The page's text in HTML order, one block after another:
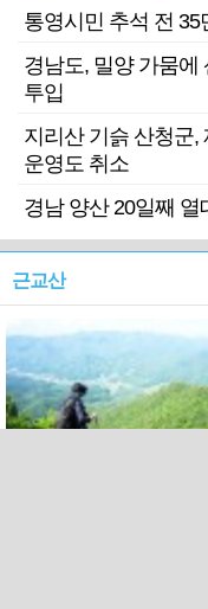
통영시민 추석 전 35
경남도, 밀양 가뭄에
투입
지리산 기슭 산청군,
운영도 취소
경남 양산 20일째
근교산